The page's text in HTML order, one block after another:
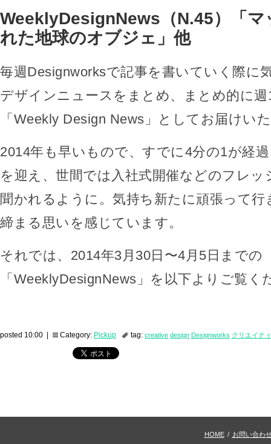
WeeklyDesignNews（N.45）「マ
れた地球のオブジェ」他
毎週Designworksで記事を書いていく際に
デザインニュースをまとめ、まとめ的に週
「Weekly Design News」としてお届けい
2014年も早いもので、すでに4分の1が経
を迎え、世間では入社式開催などのフレ
聞かれるように。気持ち新たに頑張って
締まる思いを感じています。
それでは、2014年3月30日〜4月5日までの
「WeeklyDesignNews」を以下よりご覧く
posted 10:00 | Category: Pickup tag: creative design Designworks クリエイテ
HOME / お問い合わ